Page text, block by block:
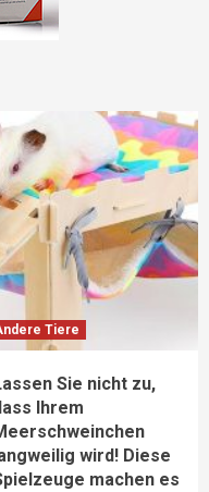
Tiere
Sie nicht zu,
Ihrem
wird! Diese
machen es